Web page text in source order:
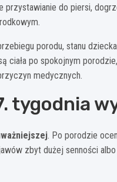
do piersi,
porodu, stanu
ciała po spokojnym
medycznych.
tygodnia
. Po porodzie
zbyt dużej senności